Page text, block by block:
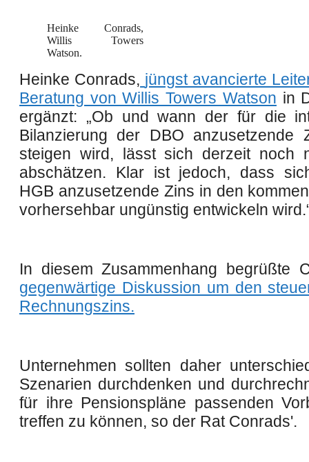
Heinke Conrads,
Willis Towers
Watson.
Heinke Conrads, jüngst avancierte
Beratung von Willis Towers Watson in
ergänzt: „Ob und wann der für die
Bilanzierung der DBO anzusetzende
steigen wird, lässt sich derzeit noch
abschätzen. Klar ist jedoch, dass
HGB anzusetzende Zins in den
vorhersehbar ungünstig entwickeln
In diesem Zusammenhang begrüßte
gegenwärtige Diskussion um den
Rechnungszins.
Unternehmen sollten daher
Szenarien durchdenken und
für ihre Pensionspläne passenden
treffen zu können, so der Rat Conrads'.